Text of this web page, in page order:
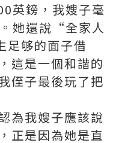
英鎊，我嫂子毫
她還說“全家人
够的面子借
這是一個和諧的
侄子最後玩了把
為我嫂子應該說
正是因為她是直